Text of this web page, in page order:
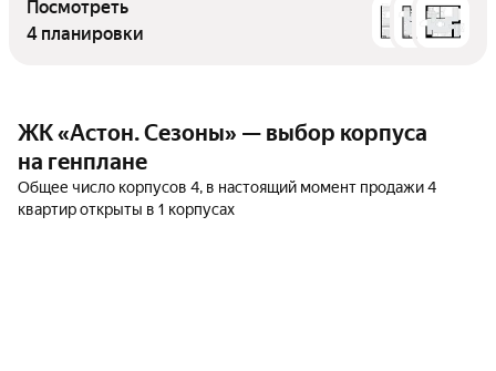
Посмотреть
4 планировки
ЖК «Астон. Сезоны» — выбор корпуса
на генплане
Общее число корпусов 4, в настоящий момент продажи 4
квартир открыты в 1 корпусах